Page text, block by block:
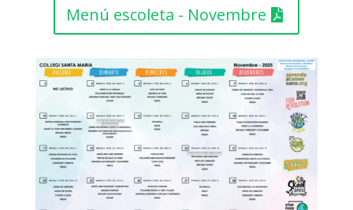
Menú escoleta - Novembre